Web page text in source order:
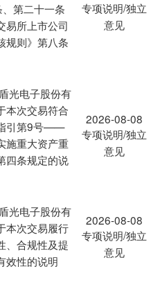
第二十一条
易所上市公司
规则》第八条
专项说明/独立
意见
光电子股份有
本次交易符合
引第9号——
施重大资产重
四条规定的说
2026-08-08
专项说明/独立
意见
光电子股份有
本次交易履行
、合规性及提
效性的说明
2026-08-08
专项说明/独立
意见